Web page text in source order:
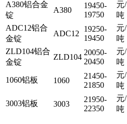
A380铝合金
锭
A380
19450-
19750
元/
吨
ADC12铝合
金锭
ADC12
19250-
19450
元/
吨
ZLD104铝合
金锭
ZLD104
20050-
20450
元/
吨
1060铝板 1060
21450-
21850
元/
吨
3003铝板 3003
21950-
22350
元/
吨